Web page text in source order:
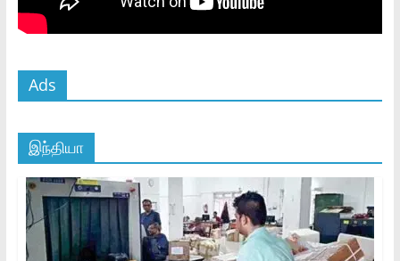
Ads
இந்தியா